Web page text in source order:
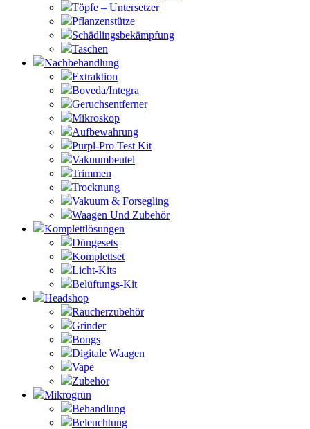
Töpfe – Untersetzer
Pflanzenstütze
Schädlingsbekämpfung
Taschen
Nachbehandlung
Extraktion
Boveda/Integra
Geruchsentferner
Mikroskop
Aufbewahrung
Purpl-Pro Test Kit
Vakuumbeutel
Trimmen
Trocknung
Vakuum & Forsegling
Waagen Und Zubehör
Komplettlösungen
Düngesets
Komplettset
Licht-Kits
Belüftungs-Kit
Headshop
Raucherzubehör
Grinder
Bongs
Digitale Waagen
Vape
Zubehör
Mikrogrün
Behandlung
Beleuchtung